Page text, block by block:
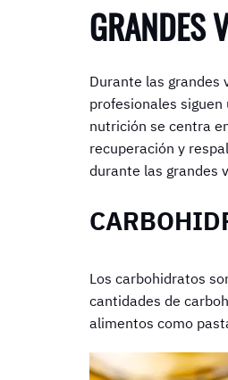
GRANDES
Durante las grandes
profesionales
nutrición se centra
recuperación y
durante las grandes
Los carbohidratos
cantidades de
alimentos como